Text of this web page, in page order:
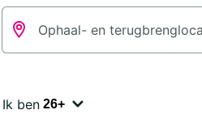
Ik ben